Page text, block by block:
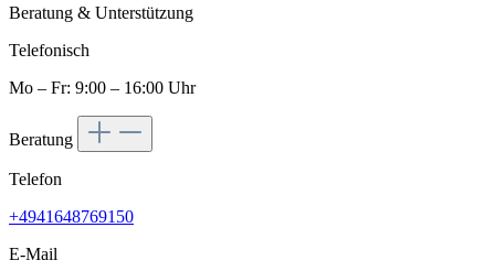
Beratung & Unterstützung
Telefonisch
Mo – Fr: 9:00 – 16:00 Uhr
Beratung
Telefon
+4941648769150
E-Mail